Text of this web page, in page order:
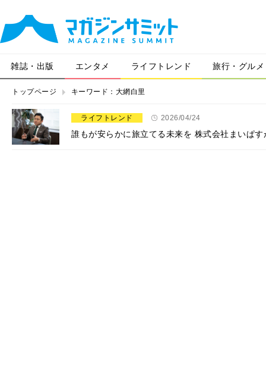
雑誌・出版 エンタメ ライフトレンド 旅行・グルメ
トップページ キーワード：大網白里
ライフトレンド 2026/04/24
誰もが安らかに旅立てる未来を​ ​​株式会社まいぱ